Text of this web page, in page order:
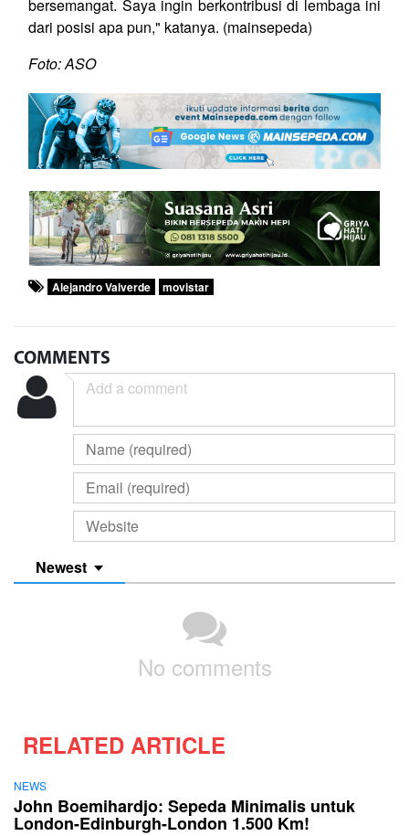
bersemangat. Saya ingin berkontribusi di lembaga ini
dari posisi apa pun," katanya. (mainsepeda)
Foto: ASO
Alejandro Valverde movistar
COMMENTS
Newest
No comments
RELATED ARTICLE
NEWS
John Boemihardjo: Sepeda Minimalis untuk
London-Edinburgh-London 1.500 Km!